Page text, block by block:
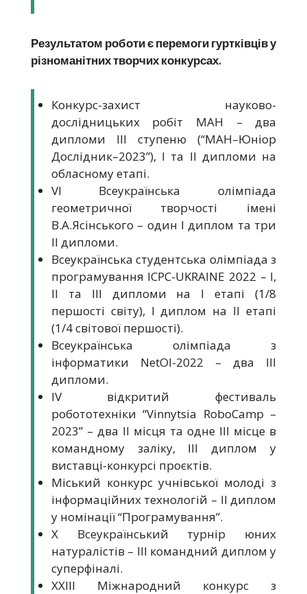
Результатом роботи є перемоги гуртківців у
різноманітних творчих конкурсах.
Конкурс-захист науково-
дослідницьких робіт МАН – два
дипломи ІІІ ступеню (“МАН–Юніор
Дослідник–2023”), І та ІІ дипломи на
обласному етапі.
VІ Всеукраїнська олімпіада
геометричної творчості імені
В.А.Ясінського – один І диплом та три
ІІ дипломи.
Всеукраїнська студентська олімпіада з
програмування ICPC-UKRAINE 2022 – І,
ІІ та ІІІ дипломи на І етапі (1/8
першості світу), І диплом на ІІ етапі
(1/4 світової першості).
Всеукраїнська олімпіада з
інформатики NetOI-2022 – два ІІІ
дипломи.
IV відкритий фестиваль
робототехніки “Vinnytsia RoboCamp –
2023” – два ІІ місця та одне ІІІ місце в
командному заліку, ІІІ диплом у
виставці-конкурсі проєктів.
Міський конкурс учнівської молоді з
інформаційних технологій – ІІ диплом
у номінації “Програмування”.
X Всеукраїнський турнір юних
натуралістів – ІІІ командний диплом у
суперфіналі.
ХХІІІ Міжнародний конкурс з